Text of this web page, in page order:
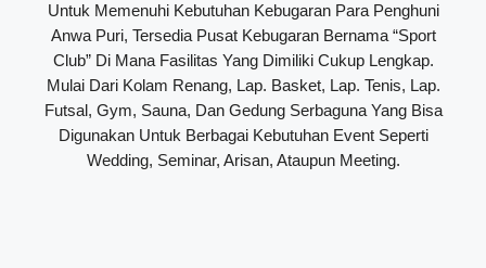
Untuk Memenuhi Kebutuhan Kebugaran Para Penghuni
Anwa Puri, Tersedia Pusat Kebugaran Bernama “Sport
Club” Di Mana Fasilitas Yang Dimiliki Cukup Lengkap.
Mulai Dari Kolam Renang, Lap. Basket, Lap. Tenis, Lap.
Futsal, Gym, Sauna, Dan Gedung Serbaguna Yang Bisa
Digunakan Untuk Berbagai Kebutuhan Event Seperti
Wedding, Seminar, Arisan, Ataupun Meeting.